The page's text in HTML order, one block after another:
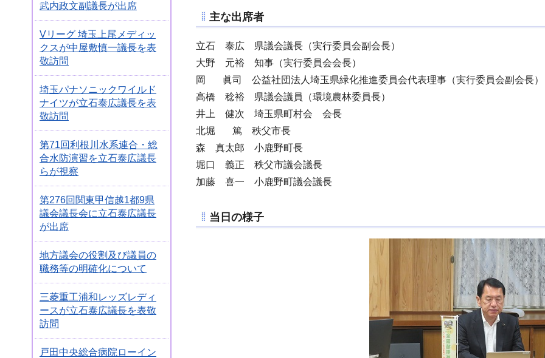
武内政文副議長が出席
Vリーグ 埼玉上尾メディッ
クスが中屋敷慎一議長を表
敬訪問
埼玉パナソニックワイルド
ナイツが立石泰広議長を表
敬訪問
第71回利根川水系連合・総
合水防演習を立石泰広議長
らが視察
第276回関東甲信越1都9県
議会議長会に立石泰広議長
が出席
地方議会の役割及び議員の
職務等の明確化について
三菱重工浦和レッズレディ
ースが立石泰広議長を表敬
訪問
戸田中央総合病院ローイン
主な出席者
立石 泰広 県議会議長（実行委員会副会長）
大野 元裕 知事（実行委員会会長）
岡 眞司 公益社団法人埼玉県緑化推進委員会代表理事（実行委員会副会長）
高橋 稔裕 県議会議員（環境農林委員長）
井上 健次 埼玉県町村会 会長
北堀 篤 秩父市長
森 真太郎 小鹿野町長
堀口 義正 秩父市議会議長
加藤 喜一 小鹿野町議会議長
当日の様子